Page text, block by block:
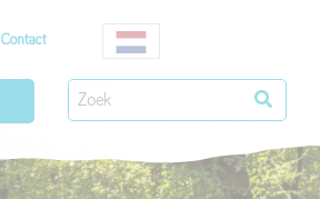
Contact